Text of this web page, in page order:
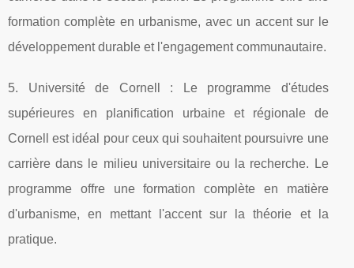
formation complète en urbanisme, avec un accent sur le
développement durable et l'engagement communautaire.
5. Université de Cornell : Le programme d'études
supérieures en planification urbaine et régionale de
Cornell est idéal pour ceux qui souhaitent poursuivre une
carrière dans le milieu universitaire ou la recherche. Le
programme offre une formation complète en matière
d'urbanisme, en mettant l'accent sur la théorie et la
pratique.